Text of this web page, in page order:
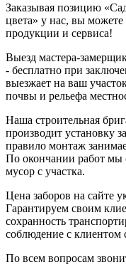
Заказывая позицию
цвета» у нас, вы
продукции и сервиса!
Выезд мастера-
- бесплатно при
выезжает на ваш
почвы и рельефа
Наша строительная
производит установку
правило монтаж
По окончании работ мы
мусор с участка.
Цена заборов на сайте
Гарантируем своим
сохранность
соблюдение с клиентом
По всем вопросам